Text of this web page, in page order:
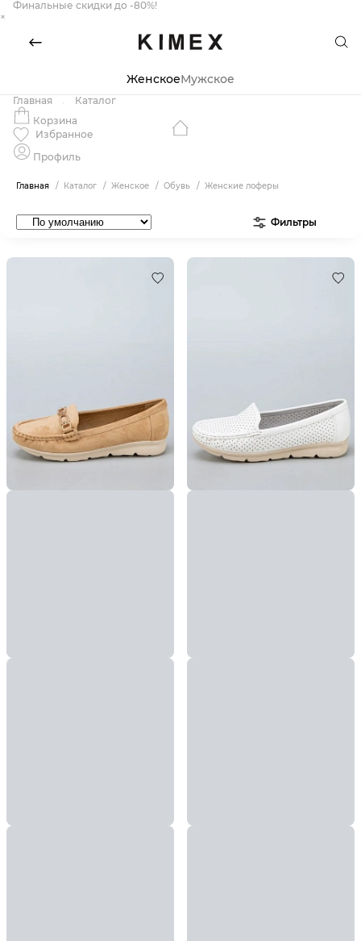
Финальные скидки до -80%!
×
ЖенскоеМужское
Главная
Каталог
Корзина
Избранное
Профиль
Главная Каталог Женское Обувь Женские лоферы
Фильтры